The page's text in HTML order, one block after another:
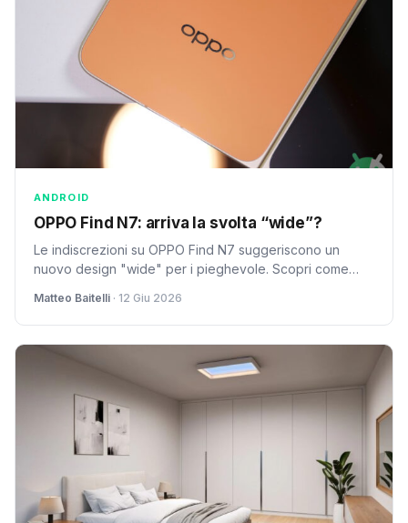
ANDROID
OPPO Find N7: arriva la svolta “wide”?
Le indiscrezioni su OPPO Find N7 suggeriscono un
nuovo design "wide" per i pieghevole. Scopri come
Matteo Baitelli · 12 Giu 2026